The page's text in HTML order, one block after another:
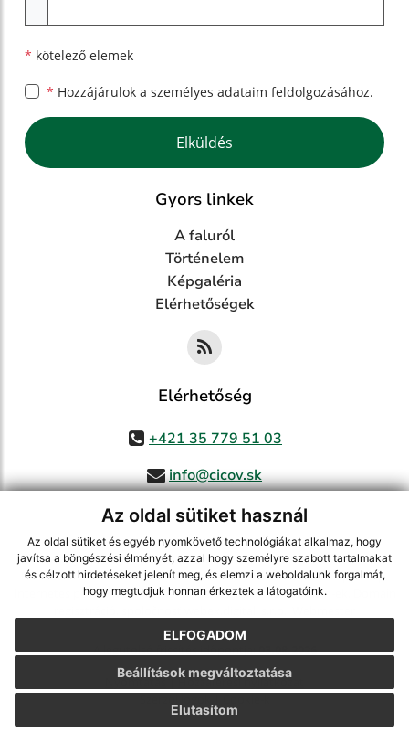
Az oldal sütiket használ
Az oldal sütiket és egyéb nyomkövető technológiákat alkalmaz, hogy
javítsa a böngészési élményét, azzal hogy személyre szabott tartalmakat
és célzott hirdetéseket jelenít meg, és elemzi a weboldalunk forgalmát,
hogy megtudjuk honnan érkeztek a látogatóink.
ELFOGADOM
Elutasítom
Beállítások megváltoztatása
* kötelező elemek
* Hozzájárulok a személyes adataim feldolgozásához.
Google reCaptcha Response
Elküldés
Gyors linkek
A faluról
Történelem
Képgaléria
Elérhetőségek
Elérhetőség
+421 35 779 51 03
info@cicov.sk
használja ki a legfrissebb információk követését az RSS funkcióval,
ECHELON 2 CMS rendszer (tartalomkezelő rendszer),Honlaptérkép
Internetes portál, webhosting,webex.digital, s.r.o.,Domain-ek
A legutolsó frissítés időpontja:03.08.2026
Nyomtatás|Hozzáférési nyilatkozat